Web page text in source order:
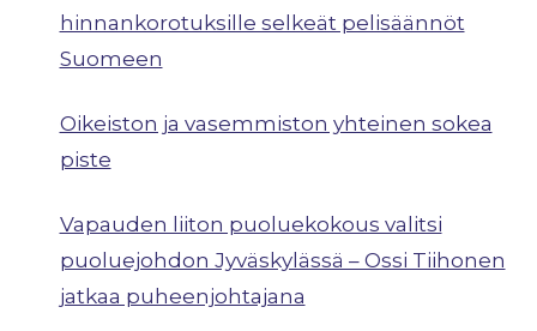
hinnankorotuksille selkeät pelisäännöt
Suomeen
Oikeiston ja vasemmiston yhteinen sokea
piste
Vapauden liiton puoluekokous valitsi
puoluejohdon Jyväskylässä – Ossi Tiihonen
jatkaa puheenjohtajana